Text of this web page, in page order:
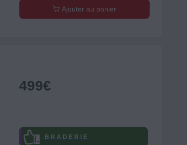
Ajouter au panier
499€
B R A D E R I E